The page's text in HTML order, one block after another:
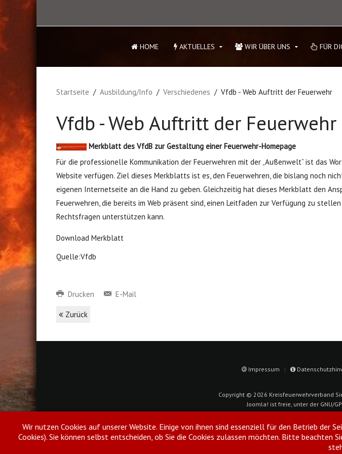
HOME AKTUELLES WIR ÜBER UNS FÜR
Startseite Ausbildung/Info Verschiedenes Vfdb - Web Auftritt der Feuerwehr
Vfdb - Web Auftritt der Feuerwehr
Merkblatt des VfdB zur Gestaltung einer Feuerwehr-Homepage
Für die professionelle Kommunikation der Feuerwehren mit der „Außenwelt“ ist das
Website verfügen. Ziel dieses Merkblatts ist es, den Feuerwehren, die bislang noch
eigenen Internetseite an die Hand zu geben. Gleichzeitig hat dieses Merkblatt den
Feuerwehren, die bereits im Web präsent sind, einen Leitfaden zur Verfügung zu
Rechtsfragen unterstützen kann.
Download Merkblatt
Quelle:Vfdb
Drucken E-Mail
Zurück
Impressum
Copyright © 2026 Kreisfeuerwehrverband
Joomla! ist freie, unter der GNU/
Wir nutzen Cookies auf unserer Website. Einige von ihnen sind essenziell für den Betrieb der
Cookies). Sie können selbst entscheiden, ob Sie die Cookies zulassen möchten. Bitte